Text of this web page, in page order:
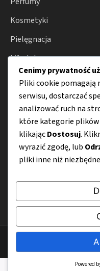
Kosmetyki
Pielęgnacja
Lifestyle
Menu
Kontakt
Mapa strony
Polityka prywatności
©
Cenimy prywatność
Pliki cookie pomagają
serwisu, dostarczać
analizować ruch na
które kategorie plików
klikającDostosuj.
wyrazić zgodę, lub
pliki inne niż
Powered